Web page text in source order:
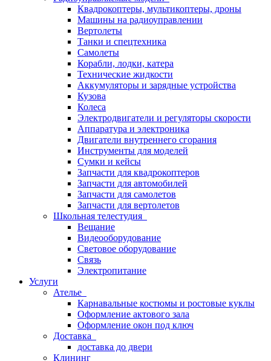
Квадрокоптеры, мультикоптеры, дроны
Машины на радиоуправлении
Вертолеты
Танки и спецтехника
Самолеты
Корабли, лодки, катера
Технические жидкости
Аккумуляторы и зарядные устройства
Кузова
Колеса
Электродвигатели и регуляторы скорости
Аппаратура и электроника
Двигатели внутреннего сгорания
Инструменты для моделей
Сумки и кейсы
Запчасти для квадрокоптеров
Запчасти для автомобилей
Запчасти для самолетов
Запчасти для вертолетов
Школьная телестудия
Вещание
Видеооборудование
Световое оборудование
Связь
Электропитание
Услуги
Ателье
Карнавальные костюмы и ростовые куклы
Оформление актового зала
Оформление окон под ключ
Доставка
доставка до двери
Клининг